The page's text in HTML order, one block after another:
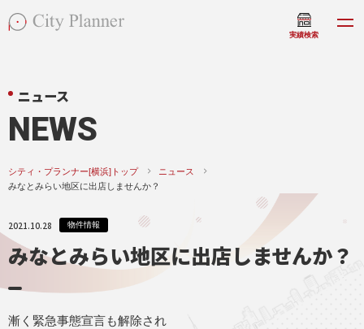
実績検索
ニュース
NEWS
シティ・プランナー[横浜]トップ
ニュース
みなとみらい地区に出店しませんか？
2021.10.28 物件情報
みなとみらい地区に出店しませんか？
漸く緊急事態宣言も解除され